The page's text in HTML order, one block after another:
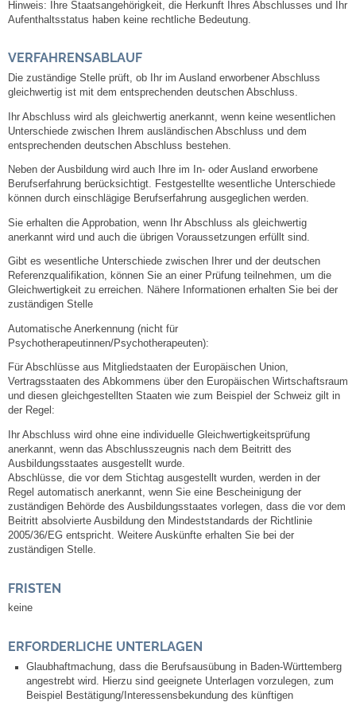
NETZMonitor
Bodenrichtwerte
Laufende beschränkte Ausschreibungen
Bebauungspläne
Fortschreibung Flächennutzungsplan
Förderprogramm Balkonkraftwerk
Kommunale Wärmeplanung
Notruf
Betreuung & Bildung
Schulen
Kindergärten
Kirchen & Religionen
Evangelische Kirchengemeinde
Katholische Kirchengemeinde
Hinweis: Ihre Staatsangehörigkeit, die Herkunft Ihres Abschlusses und Ihr
Aufenthaltsstatus haben keine rechtliche Bedeutung.
VERFAHRENSABLAUF
Die zuständige Stelle prüft, ob Ihr im Ausland erworbener Abschluss
gleichwertig ist mit dem entsprechenden deutschen Abschluss.
Ihr Abschluss wird als gleichwertig anerkannt, wenn keine wesentlichen
Unterschiede zwischen Ihrem ausländischen Abschluss und dem
entsprechenden deutschen Abschluss bestehen.
Neben der Ausbildung wird auch Ihre im In- oder Ausland erworbene
Berufserfahrung berücksichtigt. Festgestellte wesentliche Unterschiede
können durch einschlägige Berufserfahrung ausgeglichen werden.
Sie erhalten die Approbation, wenn Ihr Abschluss als gleichwertig
anerkannt wird und auch die übrigen Voraussetzungen erfüllt sind.
Gibt es wesentliche Unterschiede zwischen Ihrer und der deutschen
Referenzqualifikation, können Sie an einer Prüfung teilnehmen, um die
Gleichwertigkeit zu erreichen. Nähere Informationen erhalten Sie bei der
zuständigen Stelle
Automatische Anerkennung (nicht für
Psychotherapeutinnen/Psychotherapeuten):
Für Abschlüsse aus Mitgliedstaaten der Europäischen Union,
Vertragsstaaten des Abkommens über den Europäischen Wirtschaftsraum
und diesen gleichgestellten Staaten wie zum Beispiel der Schweiz gilt in
der Regel:
Ihr Abschluss wird ohne eine individuelle Gleichwertigkeitsprüfung
anerkannt, wenn das Abschlusszeugnis nach dem Beitritt des
Ausbildungsstaates ausgestellt wurde.
Abschlüsse, die vor dem Stichtag ausgestellt wurden, werden in der
Regel automatisch anerkannt, wenn Sie eine Bescheinigung der
zuständigen Behörde des Ausbildungsstaates vorlegen, dass die vor dem
Beitritt absolvierte Ausbildung den Mindeststandards der Richtlinie
2005/36/EG entspricht. Weitere Auskünfte erhalten Sie bei der
zuständigen Stelle.
FRISTEN
keine
ERFORDERLICHE UNTERLAGEN
Glaubhaftmachung, dass die Berufsausübung in Baden-Württemberg
angestrebt wird. Hierzu sind geeignete Unterlagen vorzulegen, zum
Beispiel Bestätigung/Interessensbekundung des künftigen